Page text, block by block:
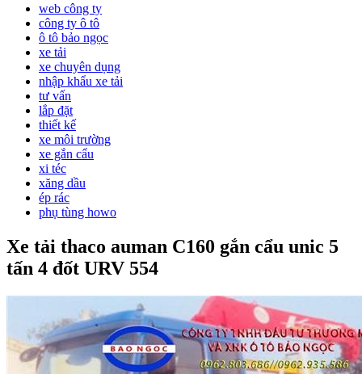
web công ty
công ty ô tô
ô tô bảo ngọc
xe tải
xe chuyên dụng
nhập khẩu xe tải
tư vấn
lắp đặt
thiết kế
xe môi trường
xe gắn cẩu
xi téc
xăng dầu
ép rác
phụ tùng howo
Xe tải thaco auman C160 gắn cẩu unic 5
tấn 4 đốt URV 554